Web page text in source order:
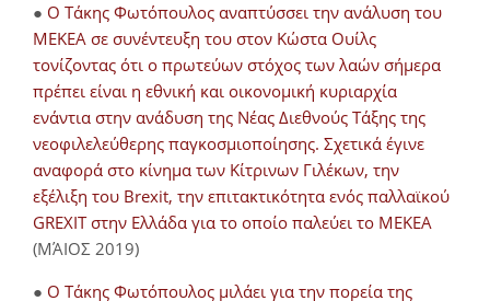
● O Τάκης Φωτόπουλος αναπτύσσει την ανάλυση του
ΜΕΚΕΑ σε συνέντευξη του στον Κώστα Ουίλς
τονίζοντας ότι ο πρωτεύων στόχος των λαών σήμερα
πρέπει είναι η εθνική και οικονομική κυριαρχία
ενάντια στην ανάδυση της Νέας Διεθνούς Τάξης της
νεοφιλελεύθερης παγκοσμιοποίησης. Σχετικά έγινε
αναφορά στο κίνημα των Κίτρινων Γιλέκων, την
εξέλιξη του Brexit, την επιτακτικότητα ενός παλλαϊκού
GREXIT στην Ελλάδα για το οποίο παλεύει το ΜΕΚΕΑ
(ΜΆΙΟΣ 2019)
● Ο Τάκης Φωτόπουλος μιλάει για την πορεία της